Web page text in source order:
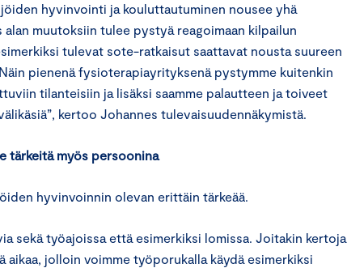
hyvinvointi ja kouluttautuminen nousee yhä
alan muutoksiin tulee pystyä reagoimaan kilpailun
tulevat sote-ratkaisut saattavat nousta suureen
pienenä fysioterapiayrityksenä pystymme kuitenkin
tilanteisiin ja lisäksi saamme palautteen ja toiveet
kertoo Johannes tulevaisuudennäkymistä.
tärkeitä myös persoonina
hyvinvoinnin olevan erittäin tärkeää.
sekä työajoissa että esimerkiksi lomissa. Joitakin kertoja
aikaa, jolloin voimme työporukalla käydä esimerkiksi